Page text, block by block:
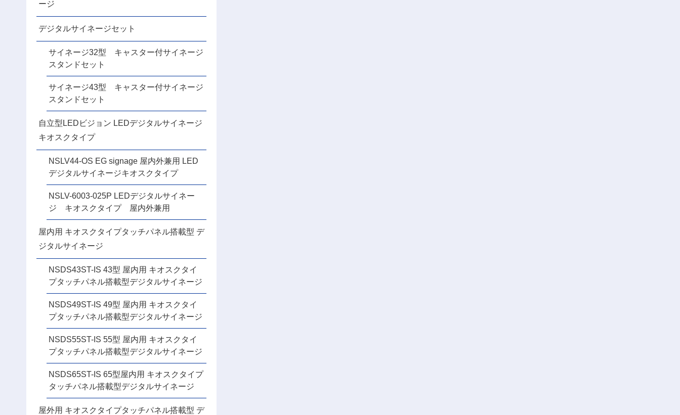
ージ
デジタルサイネージセット
サイネージ32型 キャスター付サイネージ
スタンドセット
サイネージ43型 キャスター付サイネージ
スタンドセット
自立型LEDビジョン LEDデジタルサイネージ
キオスクタイプ
NSLV44-OS EG signage 屋内外兼用 LED
デジタルサイネージキオスクタイプ
NSLV-6003-025P LEDデジタルサイネー
ジ キオスクタイプ 屋内外兼用
屋内用 キオスクタイプタッチパネル搭載型 デ
ジタルサイネージ
NSDS43ST-IS 43型 屋内用 キオスクタイ
プタッチパネル搭載型デジタルサイネージ
NSDS49ST-IS 49型 屋内用 キオスクタイ
プタッチパネル搭載型デジタルサイネージ
NSDS55ST-IS 55型 屋内用 キオスクタイ
プタッチパネル搭載型デジタルサイネージ
NSDS65ST-IS 65型屋内用 キオスクタイプ
タッチパネル搭載型デジタルサイネージ
屋外用 キオスクタイプタッチパネル搭載型 デ